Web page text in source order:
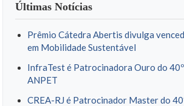
Últimas Notícias
Prêmio Cátedra Abertis divulga
em Mobilidade Sustentável
InfraTest é Patrocinadora Ouro do 40º
ANPET
CREA-RJ é Patrocinador Master do